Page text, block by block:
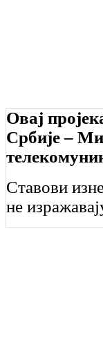
Овај
Србије –
Ставови
не